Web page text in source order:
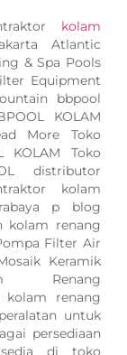
kolam
Atlantic
& Spa Pools
Equipment
bbpool
KOLAM
More Toko
KOLAM Toko
distributor
kolam
p blog
kolam renang
Filter Air
Keramik
Renang
kolam renang
untuk
persediaan
di toko